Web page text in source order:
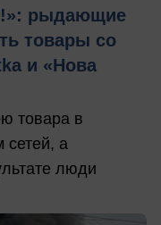
рыдающие
товары со
и «Нова
товара в
сетей, а
люди